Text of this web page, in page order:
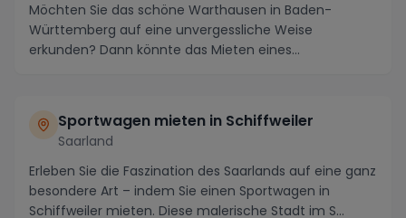
Möchten Sie das schöne Warthausen in Baden-
Württemberg auf eine unvergessliche Weise
erkunden? Dann könnte das Mieten eines
Sportwagen mieten in Schiffweiler
Saarland
Erleben Sie die Faszination des Saarlands auf eine ganz
besondere Art – indem Sie einen Sportwagen in
Schiffweiler mieten. Diese malerische Stadt im S...